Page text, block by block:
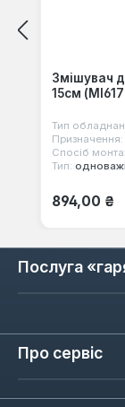
Змішувач
15см
Тип
Призначення:
Спосіб
Тип:
Звичайна
894,00 ₴
Послуга
Про сервіс